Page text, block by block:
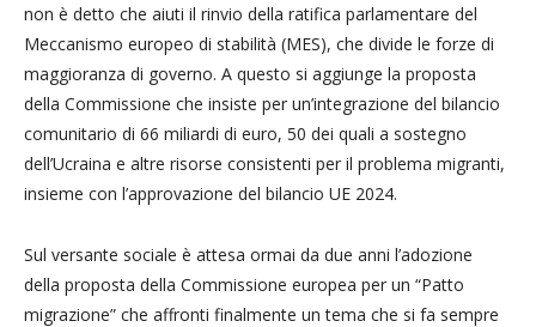
non è detto che aiuti il rinvio della ratifica parlamentare del
Meccanismo europeo di stabilità (MES), che divide le forze di
maggioranza di governo. A questo si aggiunge la proposta
della Commissione che insiste per un’integrazione del bilancio
comunitario di 66 miliardi di euro, 50 dei quali a sostegno
dell’Ucraina e altre risorse consistenti per il problema migranti,
insieme con l’approvazione del bilancio UE 2024.
Sul versante sociale è attesa ormai da due anni l’adozione
della proposta della Commissione europea per un “Patto
migrazione” che affronti finalmente un tema che si fa sempre